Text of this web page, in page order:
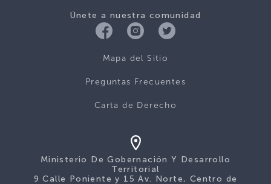
Únete a nuestra comunidad
Mapa del Sitio
Preguntas Frecuentes
Carta de Derecho
Ministerio De Gobernación Y Desarrollo
Territorial
9 Calle Poniente y 15 Av. Norte, Centro de